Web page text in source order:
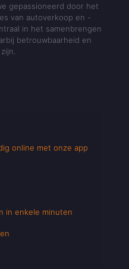
gepassioneerd door het
van autoverkoop en -
in het samenbrengen
betrouwbaarheid en
online met onze app
in enkele minuten